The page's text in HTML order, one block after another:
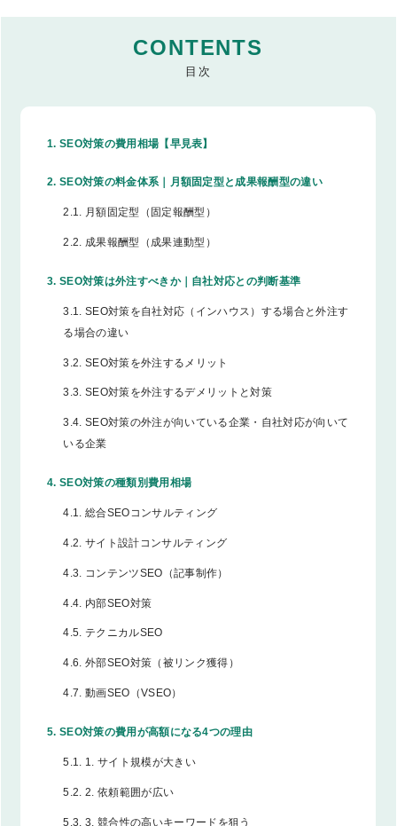
CONTENTS
1. SEO対策の費用相場【早見表】
2. SEO対策の料金体系｜月額固定型と成果報酬型の違い
2.1. 月額固定型（固定報酬型）
2.2. 成果報酬型（成果連動型）
3. SEO対策は外注すべきか｜自社対応との判断基準
3.1.
SEO対策を自社対応（インハウス）する場合と外注す
る場合の違い
3.2. SEO対策を外注するメリット
3.3. SEO対策を外注するデメリットと対策
3.4. SEO対策の外注が向いている企業・自社対応が向いて
いる企業
4. SEO対策の種類別費用相場
4.1. 総合SEOコンサルティング
4.2. サイト設計コンサルティング
4.3. コンテンツSEO（記事制作）
4.4. 内部SEO対策
4.5. テクニカルSEO
4.6. 外部SEO対策（被リンク獲得）
4.7. 動画SEO（VSEO）
5. SEO対策の費用が高額になる4つの理由
5.1. 1. サイト規模が大きい
5.2. 2. 依頼範囲が広い
5.3. 3. 競合性の高いキーワードを狙う